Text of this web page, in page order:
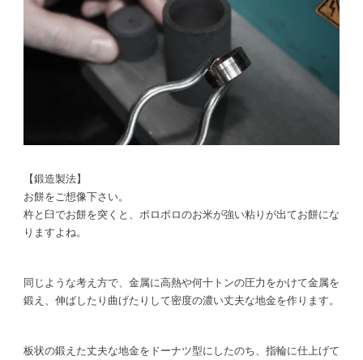
【鍛造製法】
お餅をご想像下さい。
杵と臼でお餅を突くと、ポロポロのお米が強い粘りが出てお餅にな
りますよね。
同じような考え方で、金属に高熱や何十トンの圧力をかけて金属を
鍛え、伸ばしたり曲げたりして密度の濃い丈夫な地金を作ります。
板状の鍛えた丈夫な地金をドーナツ型にしたのち、指輪に仕上げて